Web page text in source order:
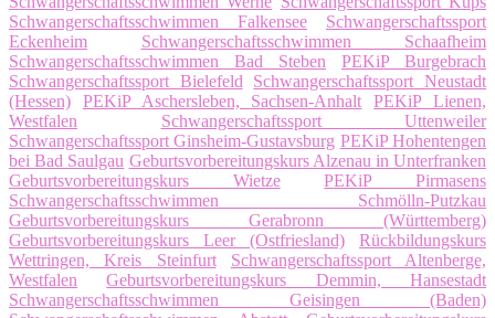
Schwangerschaftsschwimmen Falkensee
Schwangerschaftssport
Eckenheim
Schwangerschaftsschwimmen Schaafheim
Schwangerschaftsschwimmen Bad Steben
PEKiP Burgebrach
Schwangerschaftssport Bielefeld
Schwangerschaftssport Neustadt
(Hessen)
PEKiP Aschersleben, Sachsen-Anhalt
PEKiP Lienen,
Westfalen
Schwangerschaftssport Uttenweiler
Schwangerschaftssport Ginsheim-Gustavsburg PEKiP Hohentengen
bei Bad Saulgau Geburtsvorbereitungskurs Alzenau in Unterfranken
Geburtsvorbereitungskurs Wietze
PEKiP Pirmasens
Schwangerschaftsschwimmen Schmölln-Putzkau
Geburtsvorbereitungskurs Gerabronn (Württemberg)
Geburtsvorbereitungskurs Leer (Ostfriesland)
Rückbildungskurs
Wettringen, Kreis Steinfurt
Schwangerschaftssport Altenberge,
Westfalen
Geburtsvorbereitungskurs Demmin, Hansestadt
Schwangerschaftsschwimmen Geisingen (Baden)